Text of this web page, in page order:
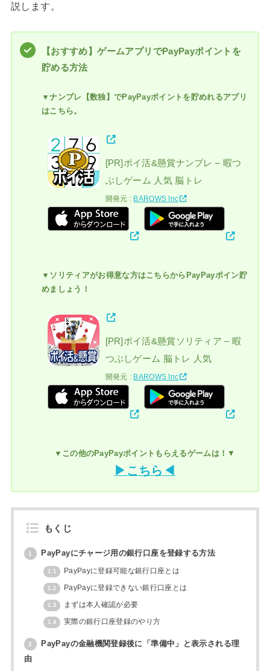
説します。
【おすすめ】ゲームアプリでPayPayポイントを
貯める方法
▼ナンプレ【数独】でPayPayポイントを貯めれるアプリ
はこちら。
[PR]ポイ活&懸賞ナンプレ – 暇つ
ぶしゲーム 人気 脳トレ
開発元 : BAROWS Inc
▼ソリティアがお得意な方はこちらからPayPayポイン貯
めましょう！
[PR]ポイ活&懸賞ソリティア – 暇
つぶしゲーム 脳トレ 人気
開発元 : BAROWS Inc
▼この他のPayPayポイントもらえるゲームは！ ▼
▶こちら◀
もくじ
1 PayPayにチャージ用の銀行口座を登録する方法
1.1 PayPayに登録可能な銀行口座とは
1.2 PayPayに登録できない銀行口座とは
1.3 まずは本人確認が必要
1.4 実際の銀行口座登録のやり方
2
PayPayの金融機関登録後に「準備中」と表示される理
由